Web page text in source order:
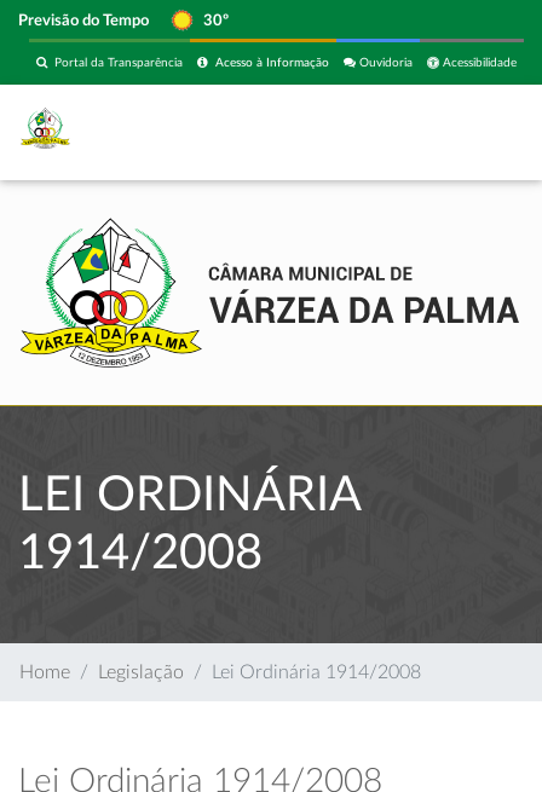
Previsão do Tempo 30º
Acessibilidade
Ouvidoria
Acesso à Informação
Portal da Transparência
LEI ORDINÁRIA
1914/2008
Home Legislação Lei Ordinária 1914/2008
Lei Ordinária 1914/2008